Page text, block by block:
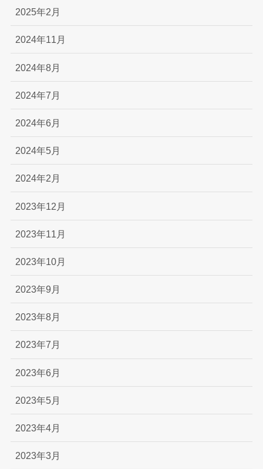
2025年2月
2024年11月
2024年8月
2024年7月
2024年6月
2024年5月
2024年2月
2023年12月
2023年11月
2023年10月
2023年9月
2023年8月
2023年7月
2023年6月
2023年5月
2023年4月
2023年3月